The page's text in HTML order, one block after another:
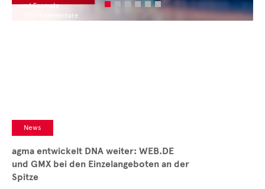
und Formate
• CEO Kommentare
News
agma entwickelt DNA weiter: WEB.DE
und GMX bei den Einzelangeboten an der
Spitze